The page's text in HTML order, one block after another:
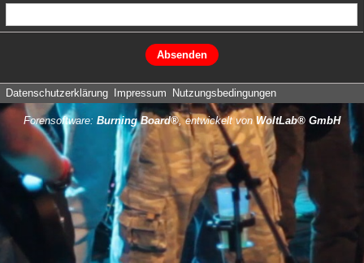
Datenschutzerklärung Impressum Nutzungsbedingungen
Forensoftware: Burning Board®, entwickelt vonWoltLab® GmbH